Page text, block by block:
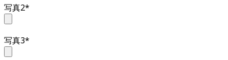
写真2*
写真3*